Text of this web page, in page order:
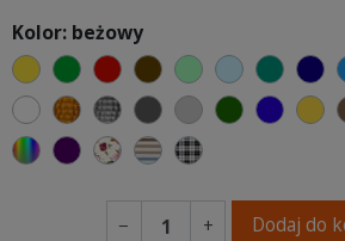
Kolor: beżowy
żółtyzielonyczerwonyczekoladowy
miętowybłękitny
białyzłotysrebrnyciemno szary
jasnoszarybutelkowa
wybór koloru
fioletowyKwiatowy
PaskiKratka
− + Dodaj do